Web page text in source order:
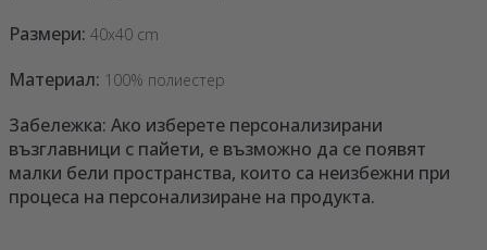
Размери: 40x40 cm
Материал: 100% полиестер
Забележка: Ако изберете персонализирани
възглавници с пайети, е възможно да се появят
малки бели пространства, които са неизбежни при
процеса на персонализиране на продукта.